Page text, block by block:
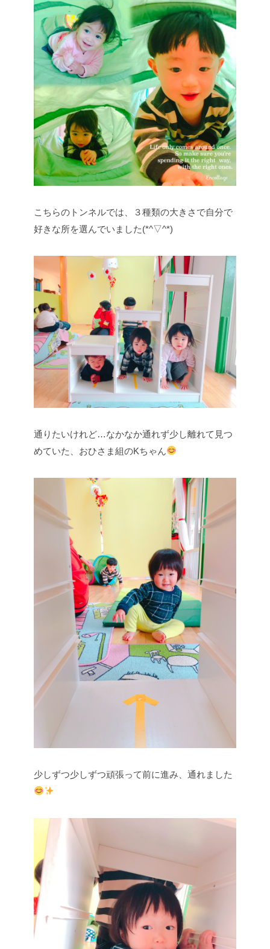
こちらのトンネルでは、３種類の大きさで自分で
好きな所を選んでいました(*^▽^*)
通りたいけれど…なかなか通れず少し離れて見つ
めていた、おひさま組のKちゃん
少しずつ少しずつ頑張って前に進み、通れました